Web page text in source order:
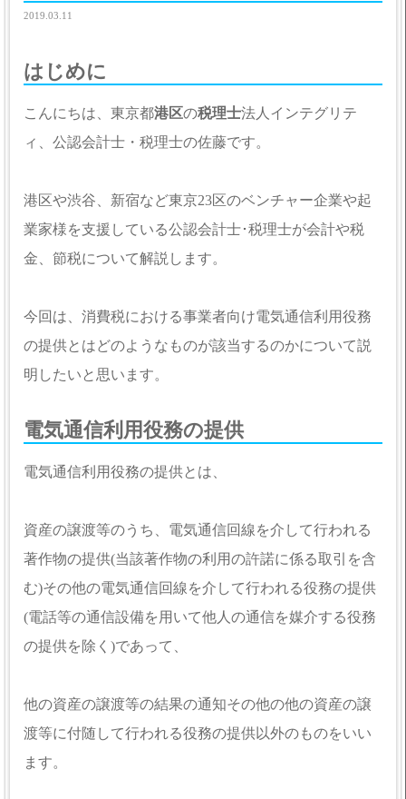
2019.03.11
はじめに
こんにちは、東京都港区の税理士法人インテグリテ
ィ、公認会計士・税理士の佐藤です。
港区や渋谷、新宿など東京23区のベンチャー企業や起
業家様を支援している公認会計士･税理士が会計や税
金、節税について解説します。
今回は、消費税における事業者向け電気通信利用役務
の提供とはどのようなものが該当するのかについて説
明したいと思います。
電気通信利用役務の提供
電気通信利用役務の提供とは、
資産の譲渡等のうち、電気通信回線を介して行われる
著作物の提供(当該著作物の利用の許諾に係る取引を含
む)その他の電気通信回線を介して行われる役務の提供
(電話等の通信設備を用いて他人の通信を媒介する役務
の提供を除く)であって、
他の資産の譲渡等の結果の通知その他の他の資産の譲
渡等に付随して行われる役務の提供以外のものをいい
ます。